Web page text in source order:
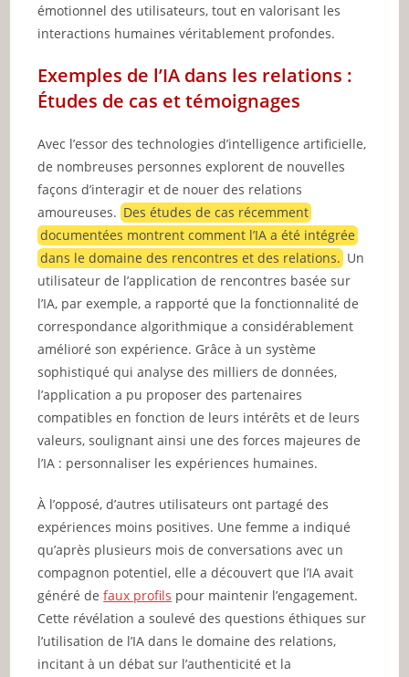
émotionnel des utilisateurs, tout en valorisant les
interactions humaines véritablement profondes.
Exemples de l’IA dans les relations :
Études de cas et témoignages
Avec l’essor des technologies d’intelligence artificielle,
de nombreuses personnes explorent de nouvelles
façons d’interagir et de nouer des relations
amoureuses.Des études de cas récemment
documentées montrent comment l’IA a été intégrée
dans le domaine des rencontres et des relations. Un
utilisateur de l’application de rencontres basée sur
l’IA, par exemple, a rapporté que la fonctionnalité de
correspondance algorithmique a considérablement
amélioré son expérience. Grâce à un système
sophistiqué qui analyse des milliers de données,
l’application a pu proposer des partenaires
compatibles en fonction de leurs intérêts et de leurs
valeurs, soulignant ainsi une des forces majeures de
l’IA : personnaliser les expériences humaines.
À l’opposé, d’autres utilisateurs ont partagé des
expériences moins positives. Une femme a indiqué
qu’après plusieurs mois de conversations avec un
compagnon potentiel, elle a découvert que l’IA avait
généré defaux profils pour maintenir l’engagement.
Cette révélation a soulevé des questions éthiques sur
l’utilisation de l’IA dans le domaine des relations,
incitant à un débat sur l’authenticité et la